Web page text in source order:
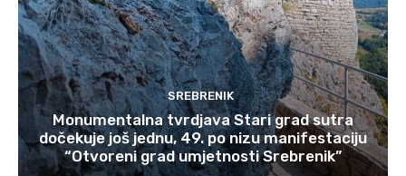
SREBRENIK
Monumentalna tvrdjava Stari grad sutra
dočekuje još jednu, 49. po nizu manifestaciju
“Otvoreni grad umjetnosti Srebrenik”